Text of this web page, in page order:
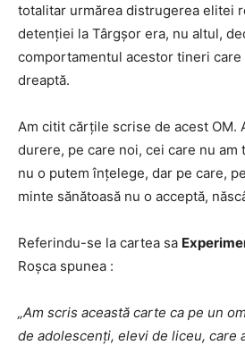
totalitar urmărea distrugerea elitei
detenției la Târgșor era, nu altul,
comportamentul acestor tineri
dreaptă.
Am citit cărțile scrise de acest OM.
durere, pe care noi, cei care nu am
nu o putem înțelege, dar pe care,
minte sănătoasă nu o acceptă,
Referindu-se la cartea sa
Roșca spunea :
„Am scris această carte ca pe un
de adolescenți, elevi de liceu, care